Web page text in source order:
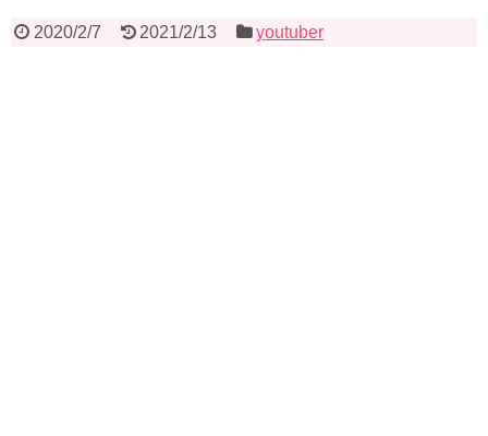
2020/2/7 2021/2/13 youtuber